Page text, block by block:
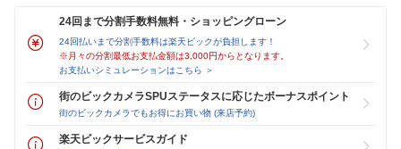
24回まで分割手数料無料・ショッピングローン
24回払いまで分割手数料は楽天ビックが負担します！
※月々の分割最低お支払金額は3,000円からとなります。
お支払いシミュレーションはこちら ＞
街のビックカメラSPUステータスに応じたボーナスポイント
街のビックカメラでもお得にお買い物 (来店予約)
楽天ビックサービスガイド